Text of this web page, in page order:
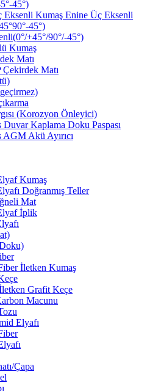
45°)
Eksenli Kumaş Enine Üç Eksenli
45°)
+45°/90°/-45°)
Kumaş
Matı
Çekirdek Matı
(Korozyon Önleyici)
Duvar Kaplama Doku Paspası
AGM Akü Ayırıcı
Kumaş
Doğranmış Teller
Mat
İplik
İletken Kumaş
Grafit Keçe
Macunu
Elyafı
Çapa